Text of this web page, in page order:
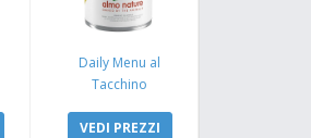
Daily Menu al
Tacchino
VEDI PREZZI